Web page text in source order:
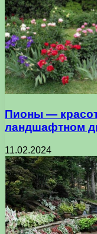
Пионы —
ландшафтном
11.02.2024